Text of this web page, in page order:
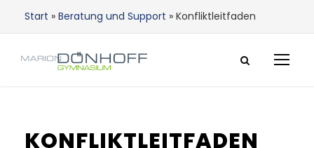
Start » Beratung und Support » Konfliktleitfaden
KONFLIKTLEITFADEN